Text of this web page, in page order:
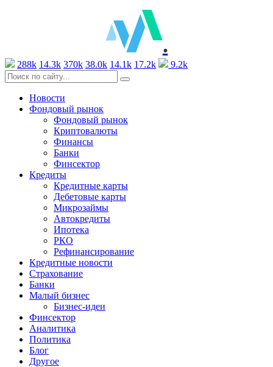
.
288k 14.3k 370k 38.0k 14.1k 17.2k 9.2k
Новости
Фондовый рынок
Фондовый рынок
Криптовалюты
Финансы
Банки
Финсектор
Кредиты
Кредитные карты
Дебетовые карты
Микрозаймы
Автокредиты
Ипотека
РКО
Рефинансирование
Кредитные новости
Страхование
Банки
Малый бизнес
Бизнес-идеи
Финсектор
Аналитика
Политика
Блог
Другое